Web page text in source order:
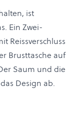
ist
Ein Zwei-
Reissverschluss
Brusttasche auf
Saum und die
Design ab.